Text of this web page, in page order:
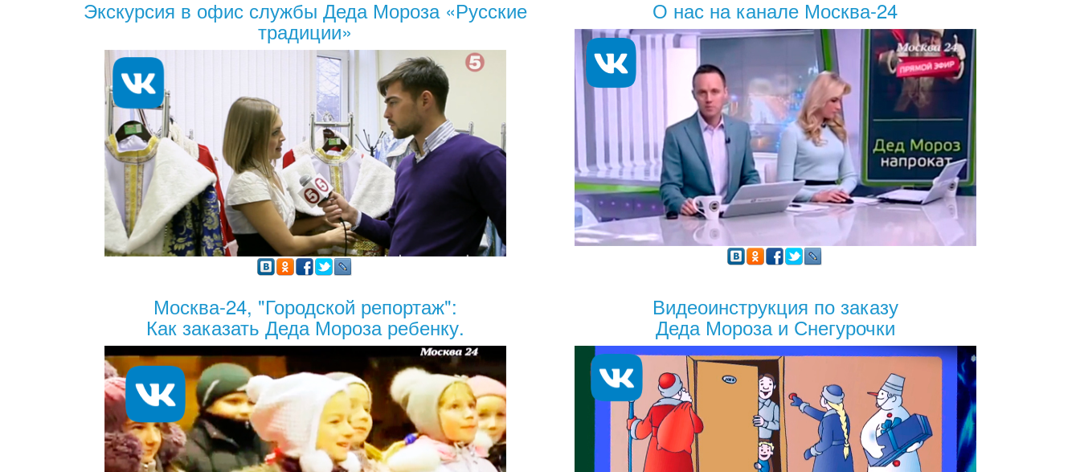
Экскурсия в офис службы Деда Мороза «Русские
традиции»
О нас на канале Москва-24
Москва-24, "Городской репортаж":
Как заказать Деда Мороза ребенку.
Видеоинструкция по заказу
Деда Мороза и Снегурочки